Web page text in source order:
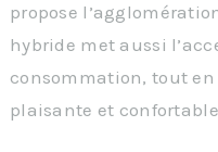
propose
hybride met aussi
consommation, tout
plaisante et